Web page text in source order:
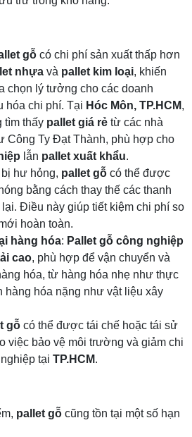
gỗ có chi phí sản xuất thấp hơn
nhựa và pallet kim loại, khiến
chọn lý tưởng cho các doanh
hóa chi phí. Tại Hóc Môn, TP.HCM,
tìm thấy pallet giá rẻ từ các nhà
Công Ty Đạt Thành, phù hợp cho
lẫn pallet xuất khẩu.
hư hỏng, pallet gỗ có thể được
bằng cách thay thế các thanh
Điều này giúp tiết kiệm chi phí so
hoàn toàn.
hàng hóa: Pallet gỗ công nghiệp
cao, phù hợp để vận chuyển và
hóa, từ hàng hóa nhẹ như thực
hàng hóa nặng như vật liệu xây
gỗ có thể được tái chế hoặc tái sử
việc bảo vệ môi trường và giảm chi
tại TP.HCM.
pallet gỗ cũng tồn tại một số hạn